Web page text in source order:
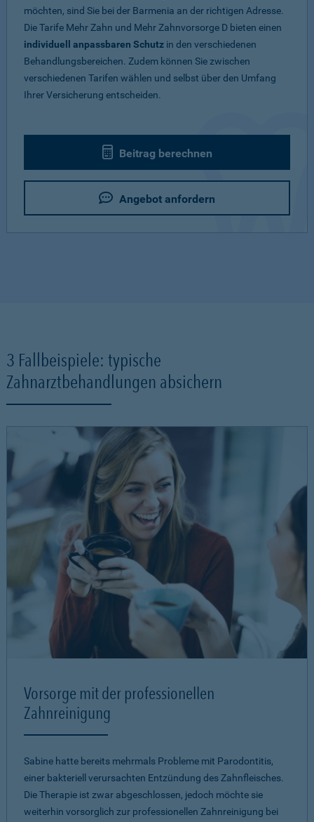
möchten, sind Sie bei der Barmenia an der richtigen Adresse.
Die Tarife Mehr Zahn und Mehr Zahnvorsorge D bieten einen
individuell anpassbaren Schutz in den verschiedenen
Behandlungsbereichen. Zudem können Sie zwischen
verschiedenen Tarifen wählen und selbst über den Umfang
Ihrer Versicherung entscheiden.
Beitrag berechnen
Angebot anfordern
3 Fallbeispiele: typische
Zahnarztbehandlungen absichern
Vorsorge mit der professionellen
Zahnreinigung
Sabine hatte bereits mehrmals Probleme mit Parodontitis,
einer bakteriell verursachten Entzündung des Zahnfleisches.
Die Therapie ist zwar abgeschlossen, jedoch möchte sie
weiterhin vorsorglich zur professionellen Zahnreinigung bei